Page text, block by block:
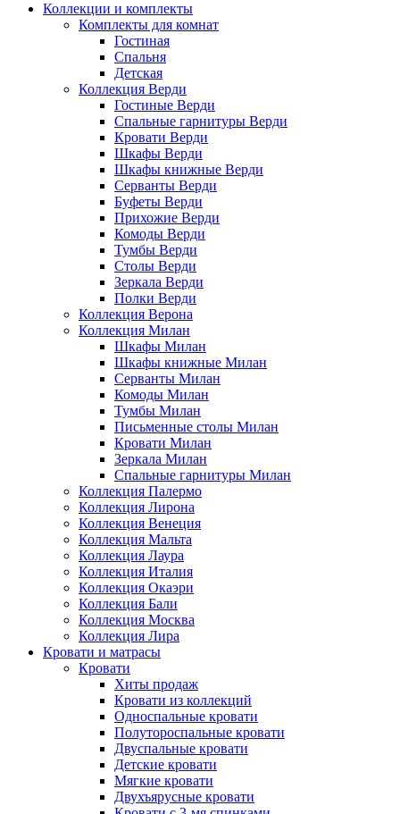
Коллекции и комплекты
Комплекты для комнат
Гостиная
Спальня
Детская
Коллекция Верди
Гостиные Верди
Спальные гарнитуры Верди
Кровати Верди
Шкафы Верди
Шкафы книжные Верди
Серванты Верди
Буфеты Верди
Прихожие Верди
Комоды Верди
Тумбы Верди
Столы Верди
Зеркала Верди
Полки Верди
Коллекция Верона
Коллекция Милан
Шкафы Милан
Шкафы книжные Милан
Серванты Милан
Комоды Милан
Тумбы Милан
Письменные столы Милан
Кровати Милан
Зеркала Милан
Спальные гарнитуры Милан
Коллекция Палермо
Коллекция Лирона
Коллекция Венеция
Коллекция Мальта
Коллекция Лаура
Коллекция Италия
Коллекция Окаэри
Коллекция Бали
Коллекция Москва
Коллекция Лира
Кровати и матрасы
Кровати
Хиты продаж
Кровати из коллекций
Односпальные кровати
Полутороспальные кровати
Двуспальные кровати
Детские кровати
Мягкие кровати
Двухъярусные кровати